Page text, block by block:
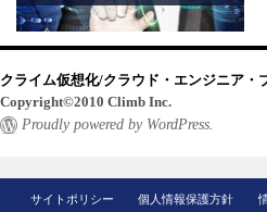
クライム仮想化/クラウド・エンジニア・
Copyright©2010 Climb Inc.
Proudly powered by WordPress.
サイトポリシー 個人情報保護方針